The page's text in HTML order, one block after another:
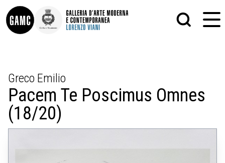
CONTATTI
DIDATTICA
SHOP
LE COLLEZIONI
GLI AUTORI
SCULTURA
STAMPA
FOTOGRAFIA
Greco Emilio
Pacem Te Poscimus Omnes
(18/20)